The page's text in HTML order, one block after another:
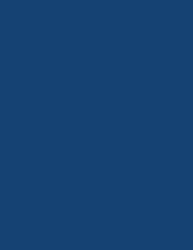
bestaan.
hoe we
voedsel,